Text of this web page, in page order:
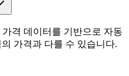
격 데이터를 기반으로 자동
가격과 다를 수 있습니다.